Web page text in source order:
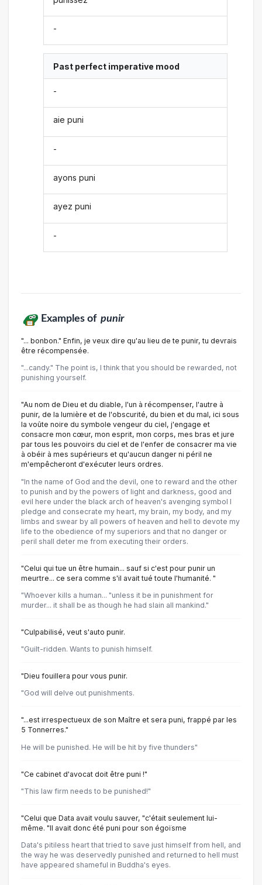
-
Past perfect imperative mood
-
aie puni
-
ayons puni
ayez puni
-
Examples of punir
"... bonbon." Enfin, je veux dire qu'au lieu de te punir, tu devrais
être récompensée.
"...candy." The point is, I think that you should be rewarded, not
punishing yourself.
"Au nom de Dieu et du diable, l'un à récompenser, l'autre à
punir, de la lumière et de l'obscurité, du bien et du mal, ici sous
la voûte noire du symbole vengeur du ciel, j'engage et
consacre mon cœur, mon esprit, mon corps, mes bras et jure
par tous les pouvoirs du ciel et de l'enfer de consacrer ma vie
à obéir à mes supérieurs et qu'aucun danger ni péril ne
m'empêcheront d'exécuter leurs ordres.
"In the name of God and the devil, one to reward and the other
to punish and by the powers of light and darkness, good and
evil here under the black arch of heaven's avenging symbol I
pledge and consecrate my heart, my brain, my body, and my
limbs and swear by all powers of heaven and hell to devote my
life to the obedience of my superiors and that no danger or
peril shall deter me from executing their orders.
"Celui qui tue un être humain... sauf si c'est pour punir un
meurtre... ce sera comme s'il avait tué toute l'humanité. "
"Whoever kills a human... "unless it be in punishment for
murder... it shall be as though he had slain all mankind."
"Culpabilisé, veut s'auto punir.
"Guilt-ridden. Wants to punish himself.
"Dieu fouillera pour vous punir.
"God will delve out punishments.
"...est irrespectueux de son Maître et sera puni, frappé par les
5 Tonnerres."
He will be punished. He will be hit by five thunders"
"Ce cabinet d'avocat doit être puni !"
"This law firm needs to be punished!"
"Celui que Data avait voulu sauver, "c'était seulement lui-
même. "Il avait donc été puni pour son égoïsme
Data's pitiless heart that tried to save just himself from hell, and
the way he was deservedly punished and returned to hell must
have appeared shameful in Buddha's eyes.